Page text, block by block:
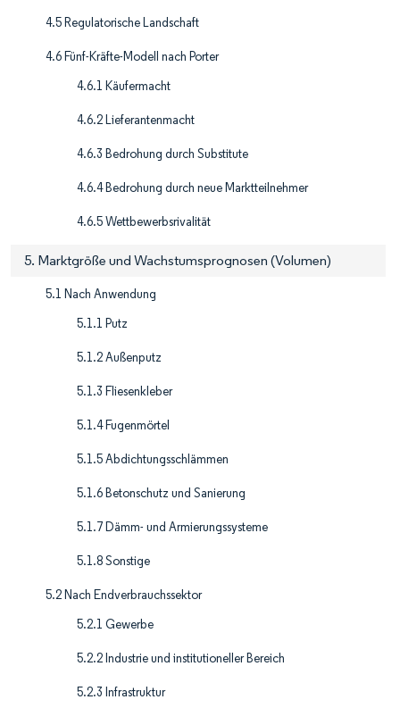
4.5 Regulatorische Landschaft
4.6 Fünf-Kräfte-Modell nach Porter
4.6.1 Käufermacht
4.6.2 Lieferantenmacht
4.6.3 Bedrohung durch Substitute
4.6.4 Bedrohung durch neue Marktteilnehmer
4.6.5 Wettbewerbsrivalität
5. Marktgröße und Wachstumsprognosen (Volumen)
5.1 Nach Anwendung
5.1.1 Putz
5.1.2 Außenputz
5.1.3 Fliesenkleber
5.1.4 Fugenmörtel
5.1.5 Abdichtungsschlämmen
5.1.6 Betonschutz und Sanierung
5.1.7 Dämm- und Armierungssysteme
5.1.8 Sonstige
5.2 Nach Endverbrauchssektor
5.2.1 Gewerbe
5.2.2 Industrie und institutioneller Bereich
5.2.3 Infrastruktur